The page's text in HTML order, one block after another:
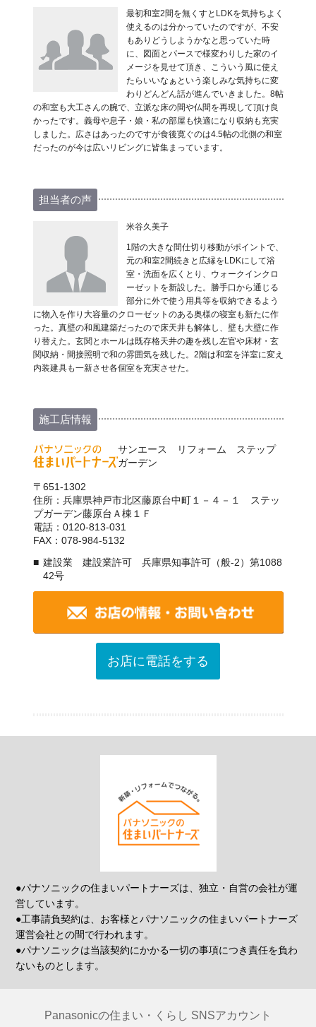
最初和室2間を無くすとLDKを気持ちよく
使えるのは分かっていたのですが、不安
もありどうしようかなと思っていた時
に、図面とパースで様変わりした家のイ
メージを見せて頂き、こういう風に使え
たらいいなぁという楽しみな気持ちに変
わりどんどん話が進んでいきました。8帖
の和室も大工さんの腕で、立派な床の間や仏間を再現して頂け良
かったです。義母や息子・娘・私の部屋も快適になり収納も充実
しました。広さはあったのですが食後寛ぐのは4.5帖の北側の和室
だったのが今は広いリビングに皆集まっています。
担当者の声
米谷久美子
1階の大きな間仕切り移動がポイントで、
元の和室2間続きと広縁をLDKにして浴
室・洗面を広くとり、ウォークインクロ
ーゼットを新設した。勝手口から通じる
部分に外で使う用具等を収納できるよう
に物入を作り大容量のクローゼットのある奥様の寝室も新たに作
った。真壁の和風建築だったので床天井も解体し、壁も大壁に作
り替えた。玄関とホールは既存格天井の趣を残し左官や床材・玄
関収納・間接照明で和の雰囲気を残した。2階は和室を洋室に変え
内装建具も一新させ各個室を充実させた。
施工店情報
サンエース リフォーム ステップ
ガーデン
〒651-1302
住所：兵庫県神戸市北区藤原台中町１－４－１ ステッ
プガーデン藤原台Ａ棟１Ｆ
電話：0120-813-031
FAX：078-984-5132
建設業 建設業許可 兵庫県知事許可（般-2）第1088
42号
お店に電話をする
●パナソニックの住まいパートナーズは、独立・自営の会社が運
営しています。
●工事請負契約は、お客様とパナソニックの住まいパートナーズ
運営会社との間で行われます。
●パナソニックは当該契約にかかる一切の事項につき責任を負わ
ないものとします。
Panasonicの住まい・くらし SNSアカウント